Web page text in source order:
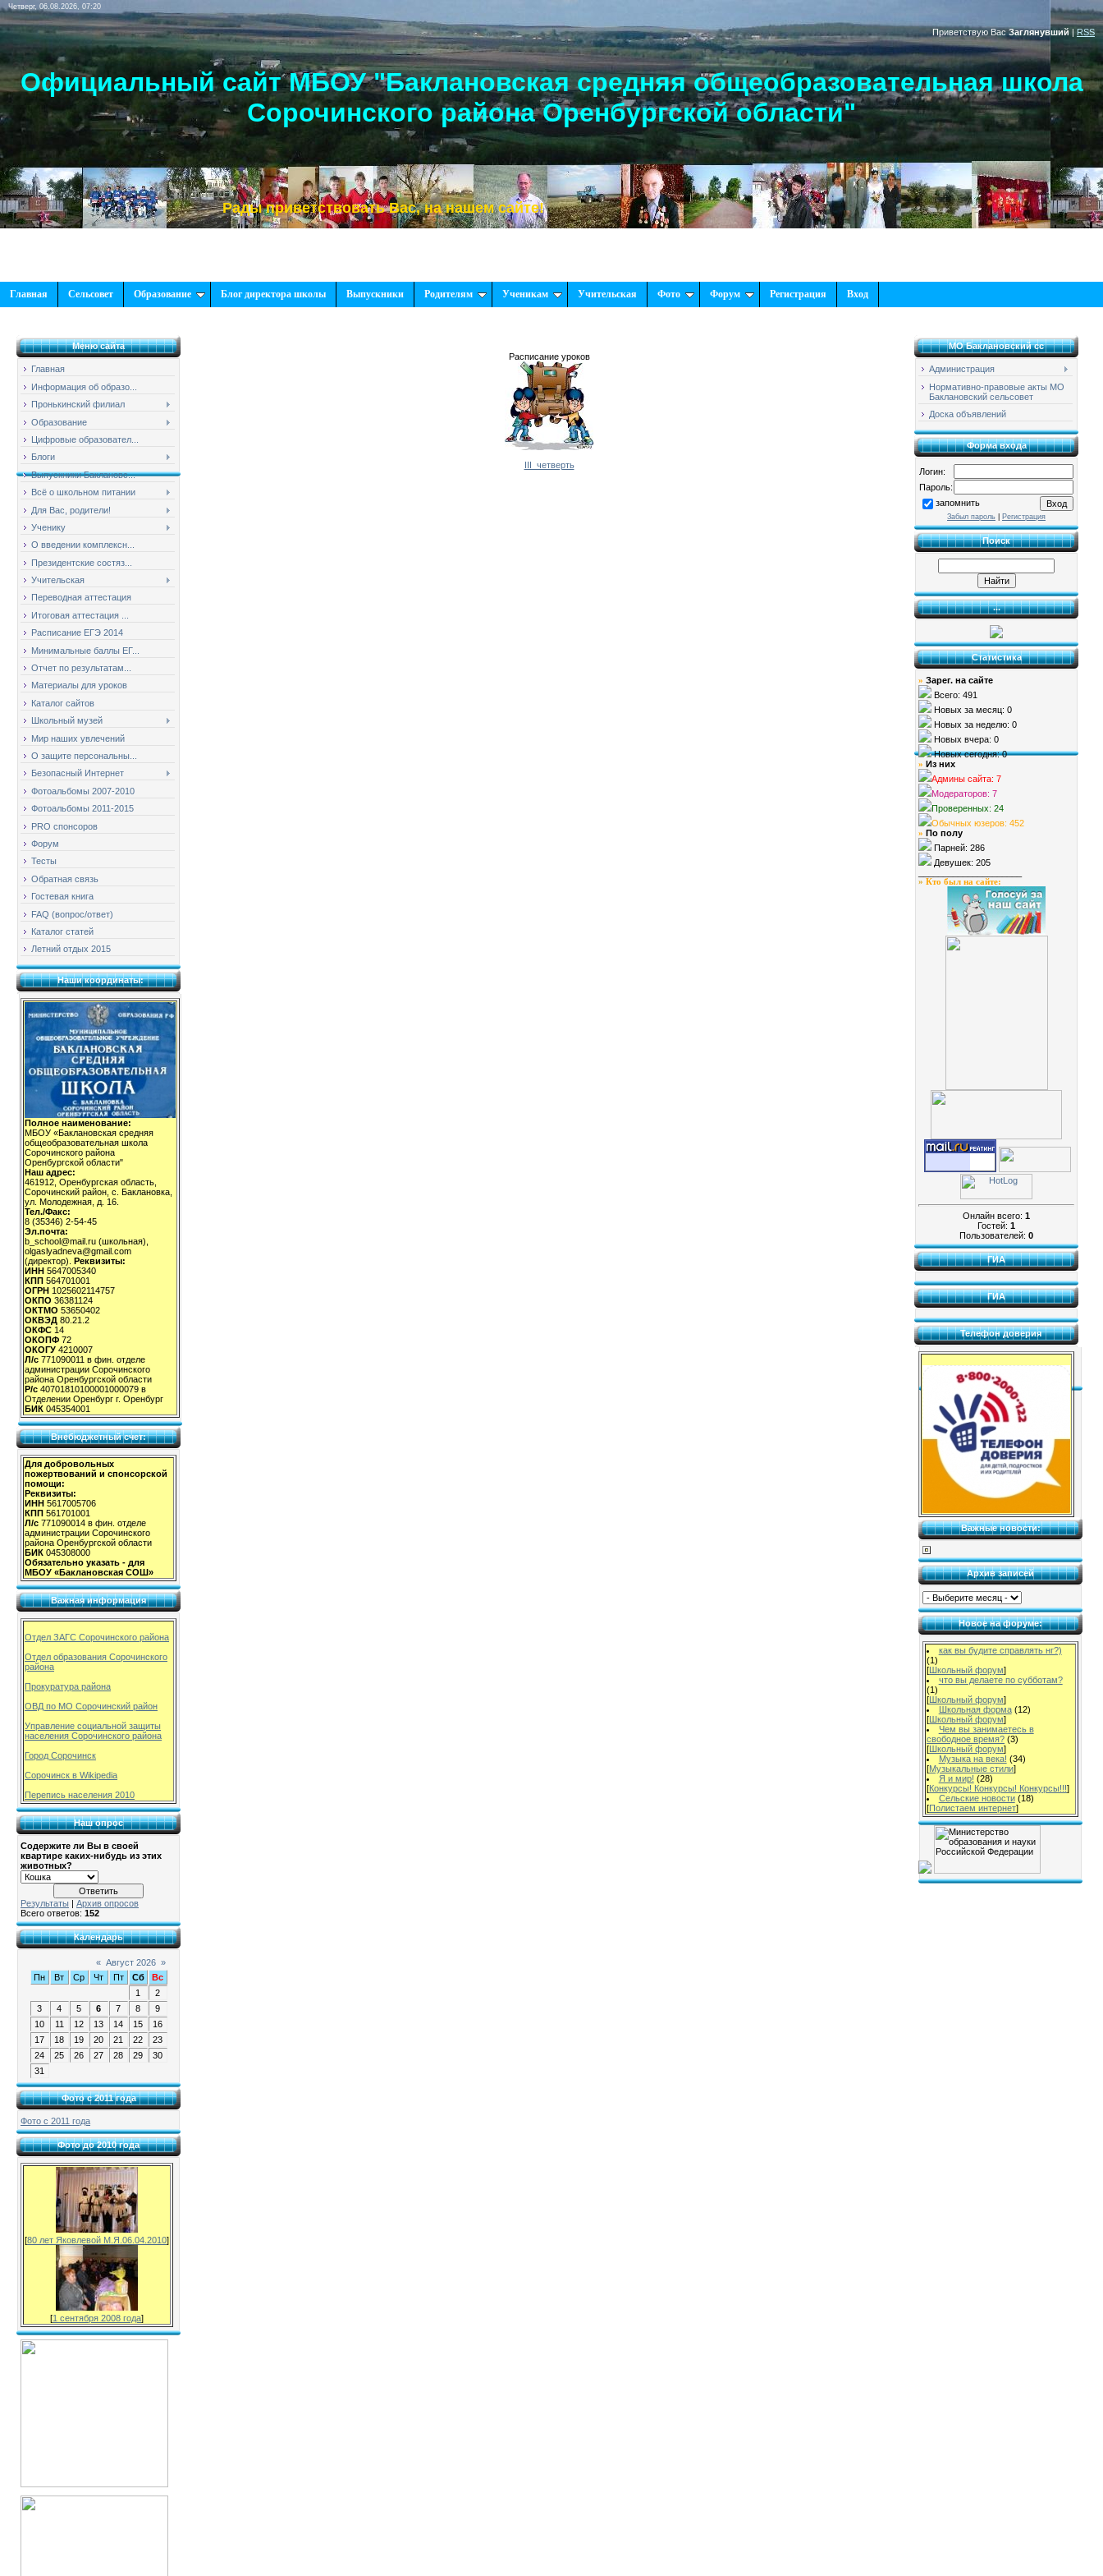
Четверг, 06.08.2026, 07:20
Приветствую Вас Заглянувший | RSS
Официальный сайт МБОУ "Баклановская средняя общеобразовательная школа
Сорочинского района Оренбургской области"
Рады приветствовать Вас, на нашем сайте!
Главная Сельсовет Образование Блог директора школы Выпускники Родителям Ученикам Учительская Фото Форум Регистрация Вход
Меню сайта
Главная
Информация об образо...
Пронькинский филиал
Образование
Цифровые образовател...
Блоги
Выпускники Баклановс...
Всё о школьном питании
Для Вас, родители!
Ученику
О введении комплексн...
Президентские состяз...
Учительская
Переводная аттестация
Итоговая аттестация ...
Расписание ЕГЭ 2014
Минимальные баллы ЕГ...
Отчет по результатам...
Материалы для уроков
Каталог сайтов
Школьный музей
Мир наших увлечений
О защите персональны...
Безопасный Интернет
Фотоальбомы 2007-2010
Фотоальбомы 2011-2015
PRO спонсоров
Форум
Тесты
Обратная связь
Гостевая книга
FAQ (вопрос/ответ)
Каталог статей
Летний отдых 2015
Наши координаты:
Полное наименование:
МБОУ «Баклановская средняя
общеобразовательная школа
Сорочинского района
Оренбургской области"
Наш адрес:
461912, Оренбургская область,
Сорочинский район, с. Баклановка,
ул. Молодежная, д. 16.
Тел./Факс:
8 (35346) 2-54-45
Эл.почта:
b_school@mail.ru (школьная),
olgaslyadneva@gmail.com
(директор). Реквизиты:
ИНН 5647005340
КПП 564701001
ОГРН 1025602114757
ОКПО 36381124
ОКТМО 53650402
ОКВЭД 80.21.2
ОКФС 14
ОКОПФ 72
ОКОГУ 4210007
Л/с 771090011 в фин. отделе
администрации Сорочинского
района Оренбургской области
Р/с 40701810100001000079 в
Отделении Оренбург г. Оренбург
БИК 045354001
Внебюджетный счет:
Для добровольных
пожертвований и спонсорской
помощи:
Реквизиты:
ИНН 5617005706
КПП 561701001
Л/с 771090014 в фин. отделе
администрации Сорочинского
района Оренбургской области
БИК 045308000
Обязательно указать - для
МБОУ «Баклановская СОШ»
Важная информация
Отдел ЗАГС Сорочинского района
Отдел образования Сорочинского
района
Прокуратура района
ОВД по МО Сорочинский район
Управление социальной защиты
населения Сорочинского района
Город Сорочинск
Сорочинск в Wikipedia
Перепись населения 2010
Наш опрос
Содержите ли Вы в своей
квартире каких-нибудь из этих
животных?
Результаты
Архив опросов
Всего ответов: 152
Календарь
« Август 2026 »
Пн
Вт Ср Чт Пт Сб
Вс
1
2
3
4 5 6 7 8
9
10
11 12 13 14 15
16
17
18 19 20 21 22
23
24
25 26 27 28 29
30
31
Фото с 2011 года
Фото с 2011 года
Фото до 2010 года
[80 лет Яковлевой М.Я.06.04.2010]
[1 сентября 2008 года]
Расписание уроков
III четверть
МО Баклановский сс
Администрация
Нормативно-правовые акты МО
Баклановский сельсовет
Доска объявлений
Форма входа
Логин:
Пароль:
запомнить
Забыл пароль Регистрация
Поиск
...
Статистика
» Зарег. на сайте
Всего: 491
Новых за месяц: 0
Новых за неделю: 0
Новых вчера: 0
Новых сегодня: 0
» Из них
Админы сайта: 7
Модераторов: 7
Проверенных: 24
Обычных юзеров: 452
» По полу
Парней: 286
Девушек: 205
» Кто был на сайте:
Онлайн всего: 1
Гостей: 1
Пользователей: 0
ГИА
ГИА
Телефон доверия
Важные новости:
Архив записей
Новое на форуме:
как вы будите справлять нг?)
(1)
[Школьный форум]
что вы делаете по субботам?
(1)
[Школьный форум]
Школьная форма (12)
[Школьный форум]
Чем вы занимаетесь в
свободное время? (3)
[Школьный форум]
Музыка на века! (34)
[Музыкальные стили]
Я и мир! (28)
[Конкурсы! Конкурсы! Конкурсы!!!]
Сельские новости (18)
[Полистаем интернет]